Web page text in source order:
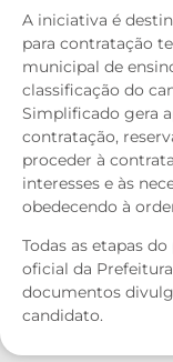
A iniciativa é
para contratação
municipal de
classificação do
Simplificado gera
contratação,
proceder à
interesses e às
obedecendo à
Todas as etapas
oficial da
documentos
candidato.